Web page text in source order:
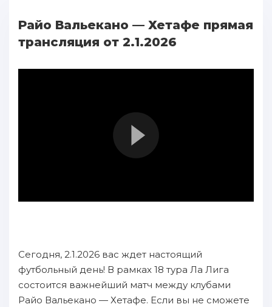
Райо Вальекано — Хетафе прямая
трансляция от 2.1.2026
Сегодня, 2.1.2026 вас ждет настоящий
футбольный день! В рамках 18 тура Ла Лига
состоится важнейший матч между клубами
Райо Вальекано — Хетафе. Если вы не сможете